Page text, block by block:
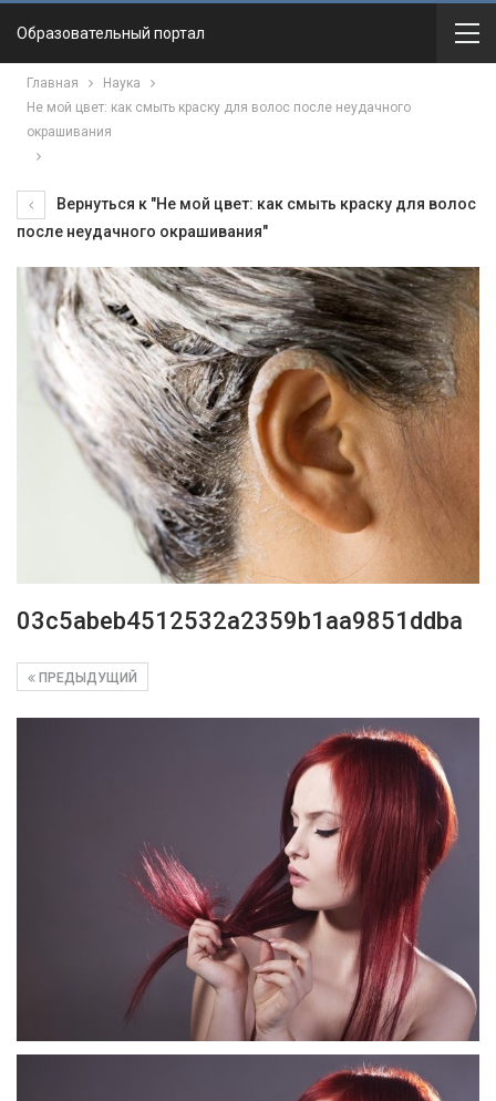
Образовательный портал
Главная
Наука
Не мой цвет: как смыть краску для волос после неудачного
окрашивания
Вернуться к "Не мой цвет: как смыть краску для волос
после неудачного окрашивания"
03c5abeb4512532a2359b1aa9851ddba
ПРЕДЫДУЩИЙ